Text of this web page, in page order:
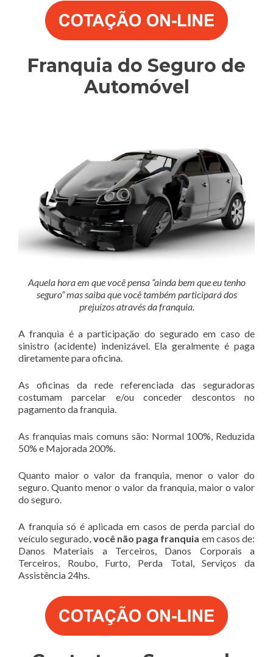
Franquia do Seguro de
Automóvel
Aquela hora em que você pensa “ainda bem que eu tenho
seguro” mas saiba que você também participará dos
prejuízos através da franquia.
A franquia é a participação do segurado em caso de
sinistro (acidente) indenizável. Ela geralmente é paga
diretamente para oficina.
As oficinas da rede referenciada das seguradoras
costumam parcelar e/ou conceder descontos no
pagamento da franquia.
As franquias mais comuns são: Normal 100%, Reduzida
50% e Majorada 200%.
Quanto maior o valor da franquia, menor o valor do
seguro. Quanto menor o valor da franquia, maior o valor
do seguro.
A franquia só é aplicada em casos de perda parcial do
veículo segurado, você não paga franquia em casos de:
Danos Materiais a Terceiros, Danos Corporais a
Terceiros, Roubo, Furto, Perda Total, Serviços da
Assistência 24hs.